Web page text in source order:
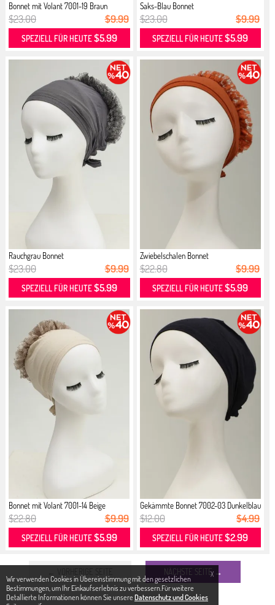
X
Wir verwenden Cookies in Übereinstimmung mit den gesetzlichen
Bestimmungen, um Ihr Einkaufserlebnis zu verbessern.Für weitere
Detallierte Informationen können Sie unsere Datenschutz und Cookies
Bonnet mit Volant 7001-19 Braun
$23.00 $9.99
SPEZIELL FÜR HEUTE$5.99
Saks-Blau Bonnet
$23.00 $9.99
SPEZIELL FÜR HEUTE$5.99
Rauchgrau Bonnet
$23.00 $9.99
SPEZIELL FÜR HEUTE$5.99
Zwiebelschalen Bonnet
$22.80 $9.99
SPEZIELL FÜR HEUTE$5.99
Bonnet mit Volant 7001-14 Beige
$22.80 $9.99
SPEZIELL FÜR HEUTE$5.99
Gekämmte Bonnet 7002-03 Dunkelblau
$12.00 $4.99
SPEZIELL FÜR HEUTE$2.99
NÄCHSTE SEITE →